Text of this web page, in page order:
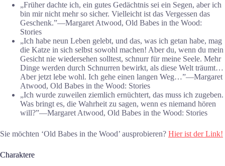
„Früher dachte ich, ein gutes Gedächtnis sei ein Segen, aber ich
bin mir nicht mehr so sicher. Vielleicht ist das Vergessen das
Geschenk.”―Margaret Atwood, Old Babes in the Wood:
Stories
„Ich habe neun Leben gelebt, und das, was ich getan habe, mag
die Katze in sich selbst sowohl machen! Aber du, wenn du mein
Gesicht nie wiedersehen solltest, schnurr für meine Seele. Mehr
Dinge werden durch Schnurren bewirkt, als diese Welt träumt…
Aber jetzt lebe wohl. Ich gehe einen langen Weg…”―Margaret
Atwood, Old Babes in the Wood: Stories
„Ich wurde zuweilen ziemlich ernüchtert, das muss ich zugeben.
Was bringt es, die Wahrheit zu sagen, wenn es niemand hören
will?”―Margaret Atwood, Old Babes in the Wood: Stories
Sie möchten ‘Old Babes in the Wood’ ausprobieren? Hier ist der Link!
Charaktere